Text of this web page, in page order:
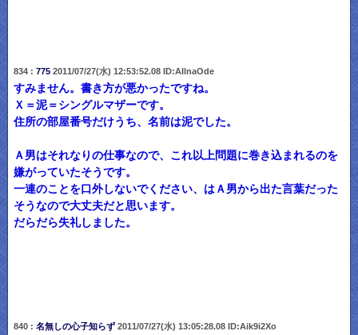
834 : 7752011/07/27(水) 12:53:52.08 ID:AIlnaOde
すみません。書き方が悪かったですね。
Ｘ＝泥＝シングルマザーです。
住所の部屋番号だけうち、名前は泥でした。
Ａ男はそれなりの仕事なので、これ以上問題に巻き込まれるのを
嫌がっていたそうです。
一連のことを口外しないでください、はＡ男から出た言葉だった
そうなので大丈夫だと思います。
だらだら失礼しました。
840 : 名無しの心子知らず2011/07/27(水) 13:05:28.08 ID:Aik9i2Xo